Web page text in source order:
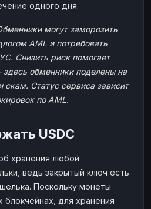
одного дня.
могут заморозить
AML и потребовать
Снизить риск помогает
обменники поделены на
скам. Статус сервиса зависит
по AML.
USDC
хранения любой
ведь закрытый ключ есть
Поскольку монеты
блокчейнах, для хранения